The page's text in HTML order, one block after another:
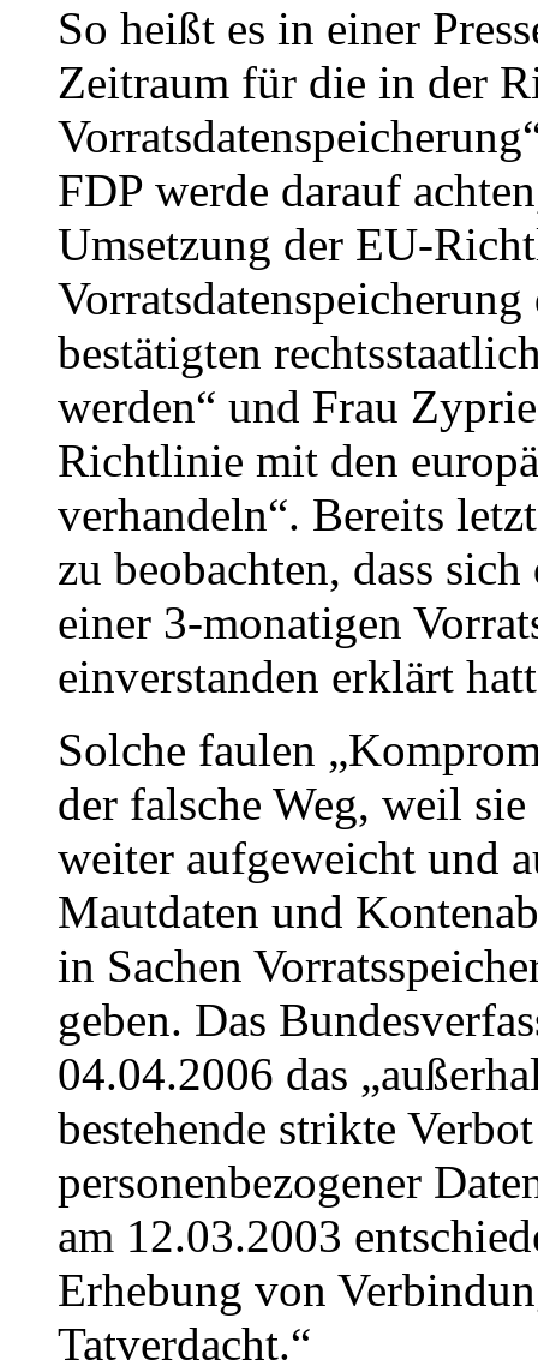
So heißt es in einer
Zeitraum für die in der
FDP werde darauf
Umsetzung der EU-
bestätigten
werden“ und Frau
Richtlinie mit den
verhandeln“. Bereits
zu beobachten, dass
einer 3-monatigen
einverstanden erklärt
Solche faulen
der falsche Weg, weil
weiter aufgeweicht und
Mautdaten und
in Sachen
geben. Das
04.04.2006 das
bestehende strikte
personenbezogener
am 12.03.2003
Erhebung von
Tatverdacht.“